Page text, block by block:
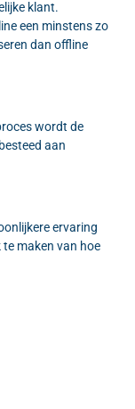
klant.
een minstens zo
dan offline
wordt de
aan
ervaring
te maken van hoe